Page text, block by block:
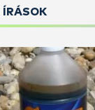
ÍRÁSOK